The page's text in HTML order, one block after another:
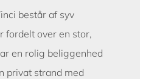
består af syv
fordelt over en stor,
en rolig beliggenhed
privat strand med